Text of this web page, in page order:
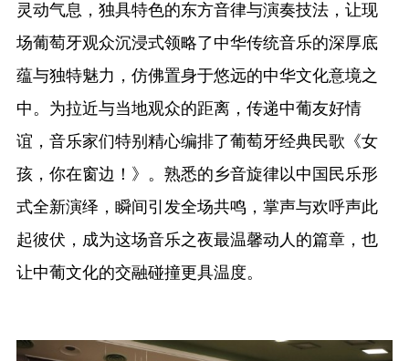
灵动气息，独具特色的东方音律与演奏技法，让现
场葡萄牙观众沉浸式领略了中华传统音乐的深厚底
蕴与独特魅力，仿佛置身于悠远的中华文化意境之
中。为拉近与当地观众的距离，传递中葡友好情
谊，音乐家们特别精心编排了葡萄牙经典民歌《女
孩，你在窗边！》。熟悉的乡音旋律以中国民乐形
式全新演绎，瞬间引发全场共鸣，掌声与欢呼声此
起彼伏，成为这场音乐之夜最温馨动人的篇章，也
让中葡文化的交融碰撞更具温度。